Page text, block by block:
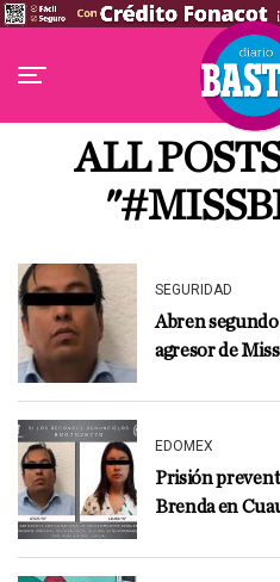
ALL
SEGURIDAD
Abren segundo
agresor de
EDOMEX
Prisión
Brenda en